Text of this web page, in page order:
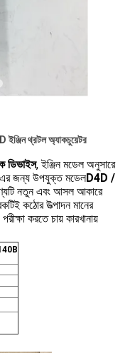
থ্রটল অ্যাকচুয়েটর
ডিভাইস, ইঞ্জিন মডেল অনুসারে
জন্য উপযুক্ত মডেলD4D /
নতুন এবং আসল আকারে
কঠোর উত্পাদন মানের
করতে চায় কারখানায়